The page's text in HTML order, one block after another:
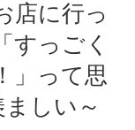
店に行っ
すっごく
」って思
ましい～